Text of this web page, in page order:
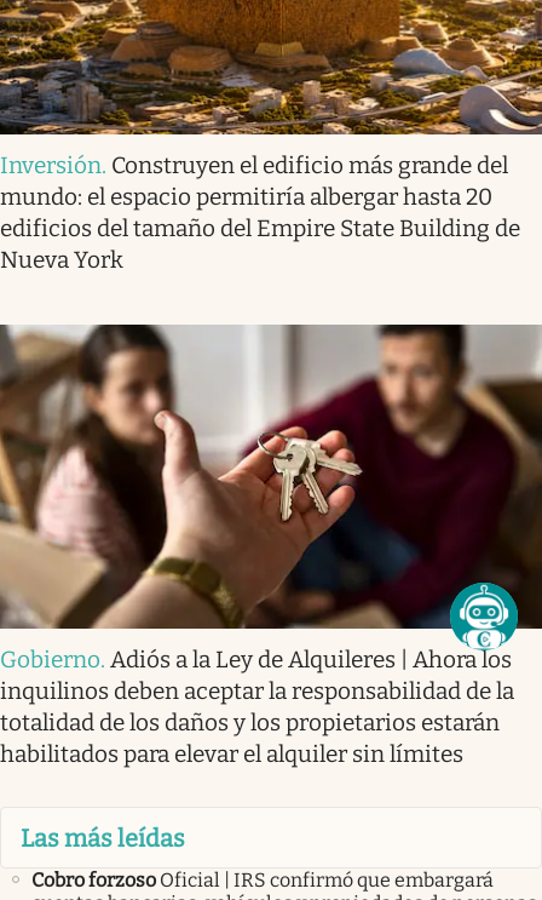
Inversión. Construyen el edificio más grande del
mundo: el espacio permitiría albergar hasta 20
edificios del tamaño del Empire State Building de
Nueva York
Gobierno. Adiós a la Ley de Alquileres | Ahora los
inquilinos deben aceptar la responsabilidad de la
totalidad de los daños y los propietarios estarán
habilitados para elevar el alquiler sin límites
Las más leídas
Cobro forzoso Oficial | IRS confirmó que embargará